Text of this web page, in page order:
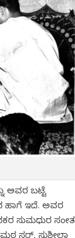
ಅವರ ಬಟ್ಟೆ
ಹಾಗೆ ಇದೆ. ಅವರ
ಸುಮಧುರ ಸಂಗೀತ